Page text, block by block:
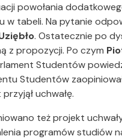
powołania
w tabeli. Na pytanie
. Ostatecznie po
z propozycji. Po czym
Studentów
Studentów
uchwałę.
też projekt
programów studiów